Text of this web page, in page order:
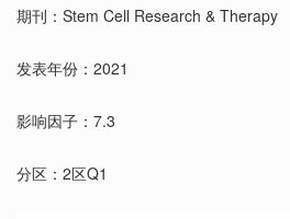
期刊：Stem Cell Research & Therapy
发表年份：2021
影响因子：7.3
分区：2区Q1